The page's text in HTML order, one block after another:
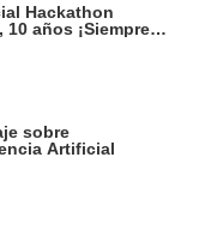
Hackathon
años ¡Siempre
sobre
Artificial